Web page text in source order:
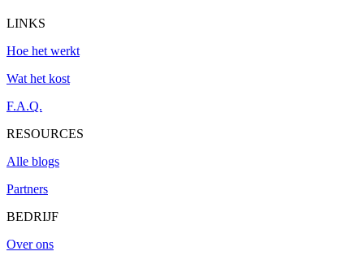
LINKS
Hoe het werkt
Wat het kost
F.A.Q.
RESOURCES
Alle blogs
Partners
BEDRIJF
Over ons